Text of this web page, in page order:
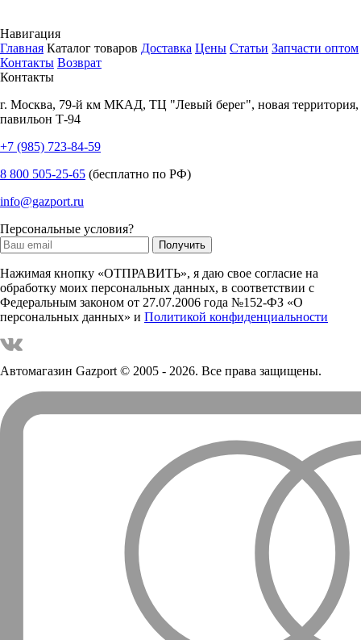
Навигация
Главная Каталог товаров Доставка Цены Статьи Запчасти оптом
Контакты Возврат
Контакты
г. Москва, 79-й км МКАД, ТЦ "Левый берег", новая территория,
павильон Т-94
+7 (985) 723-84-59
8 800 505-25-65 (бесплатно по РФ)
info@gazport.ru
Персональные условия?
Нажимая кнопку «ОТПРАВИТЬ», я даю свое согласие на
обработку моих персональных данных, в соответствии с
Федеральным законом от 27.07.2006 года №152-ФЗ «О
персональных данных» и Политикой конфиденциальности
Автомагазин Gazport© 2005 - 2026. Все права защищены.